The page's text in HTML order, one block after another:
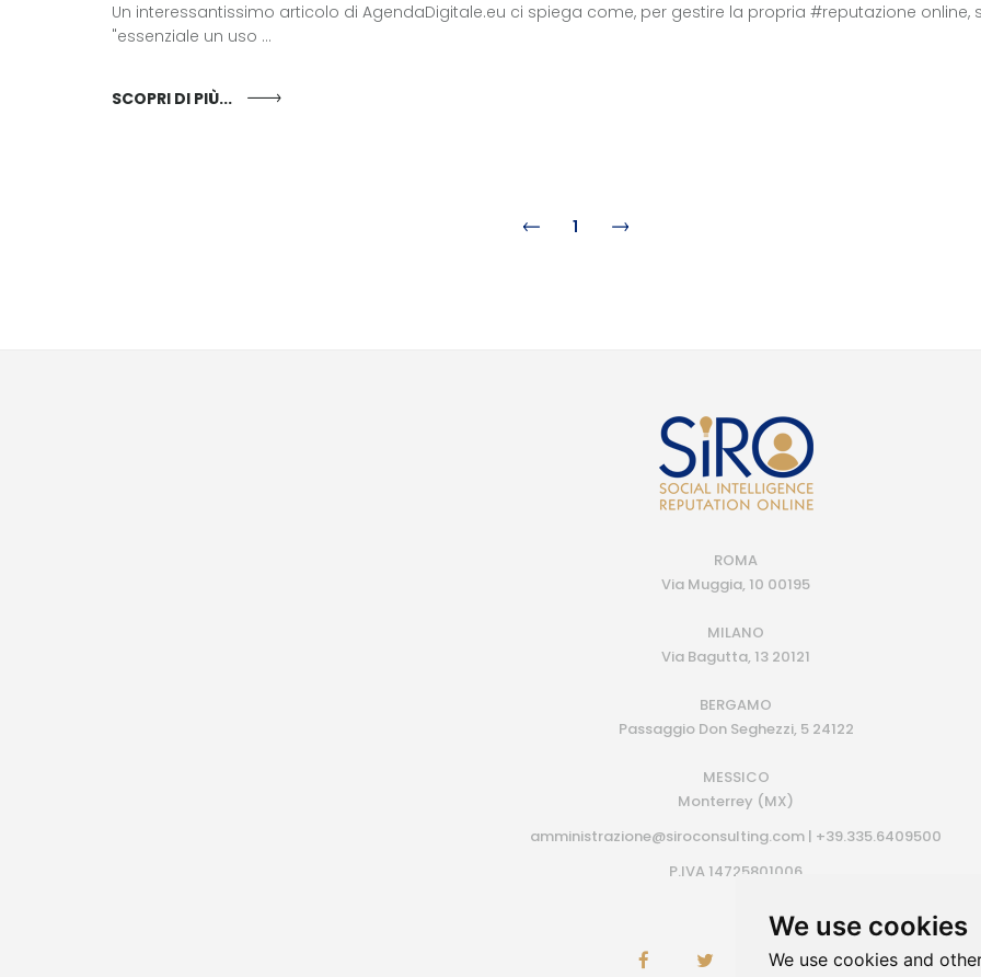
We use cookies
We use cookies and
Un interessantissimo articolo di AgendaDigitale.eu ci spiega come, per gestire la propria #reputazione online,
"essenziale un uso ...
SCOPRI DI PIÙ...
1
ROMA
Via Muggia, 10 00195
MILANO
Via Bagutta, 13 20121
BERGAMO
Passaggio Don Seghezzi, 5 24122
MESSICO
Monterrey (MX)
amministrazione@siroconsulting.com | +39.335.6409500
P.IVA 14725801006